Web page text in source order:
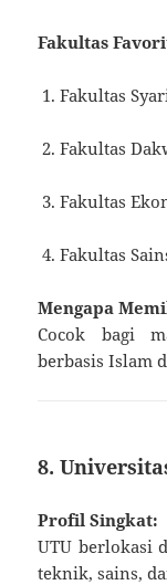
Fakultas
Fakultas
Fakultas
Fakultas
Fakultas
Mengapa
Cocok bagi
berbasis Islam
8.
Profil Singkat:
UTU berlokasi
teknik, sains,